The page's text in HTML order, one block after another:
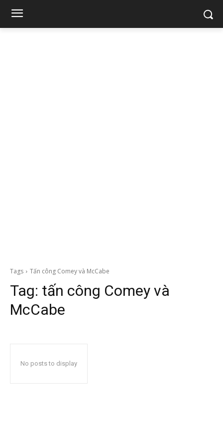
Tags Tấn công Comey và McCabe
Tag: tấn công Comey và
McCabe
No posts to display